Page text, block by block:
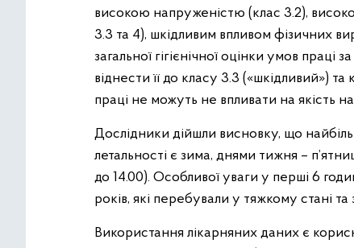
високою напруженістю (клас 3.2),
3.3 та 4), шкідливим впливом фізичних
загальної гігієнічної оцінки умов
віднести її до класу 3.3 («шкідливий»)
праці не можуть не впливати на якість
Дослідники дійшли висновку, що
летальності є зима, днями тижня –
до 14.00). Особливої уваги у перші 6
років, які перебували у тяжкому стані
Використання лікарняних даних є